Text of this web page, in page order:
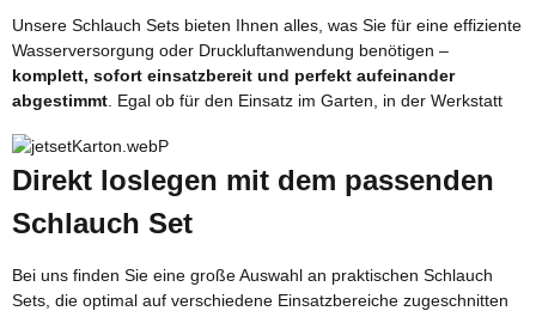
Unsere Schlauch Sets bieten Ihnen alles, was Sie für eine effiziente
Wasserversorgung oder Druckluftanwendung benötigen –
komplett, sofort einsatzbereit und perfekt aufeinander
abgestimmt . Egal ob für den Einsatz im Garten, in der Werkstatt
Direkt loslegen mit dem passenden
Schlauch Set
Bei uns finden Sie eine große Auswahl an praktischen Schlauch
Sets, die optimal auf verschiedene Einsatzbereiche zugeschnitten